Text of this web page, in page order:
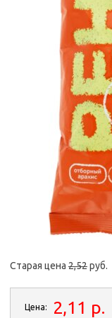
Старая цена 2,52руб.
Цена: 2,11 p.